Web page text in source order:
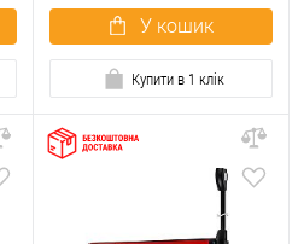
У кошик
Купити в 1 клік